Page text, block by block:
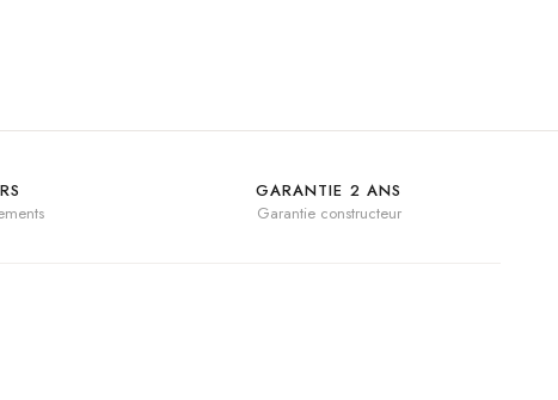
GARANTIE 2 ANS
Garantie constructeur